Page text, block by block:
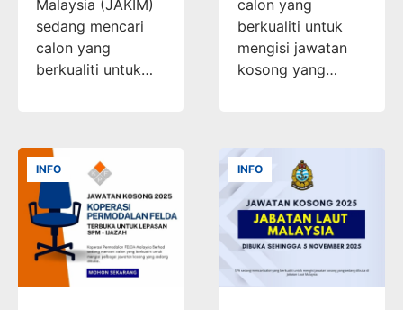
Malaysia (JAKIM)
sedang mencari
calon yang
berkualiti untuk…
calon yang
berkualiti untuk
mengisi jawatan
kosong yang…
INFO INFO